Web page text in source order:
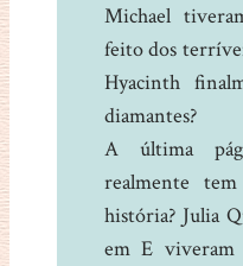
Michael
feito dos
Hyacinth
diamantes?
A última
realmente
história? Julia
em E viveram